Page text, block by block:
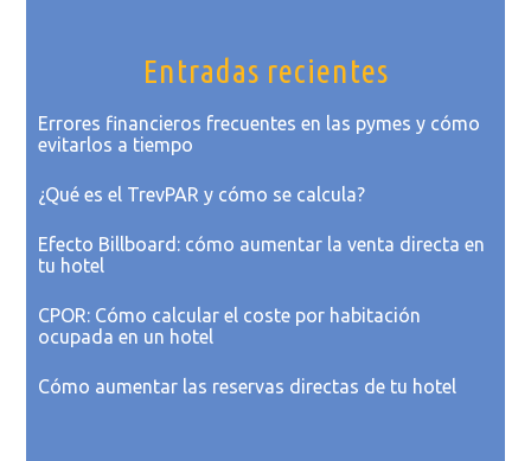
Entradas recientes
Errores financieros frecuentes en las pymes y cómo
evitarlos a tiempo
¿Qué es el TrevPAR y cómo se calcula?
Efecto Billboard: cómo aumentar la venta directa en
tu hotel
CPOR: Cómo calcular el coste por habitación
ocupada en un hotel
Cómo aumentar las reservas directas de tu hotel